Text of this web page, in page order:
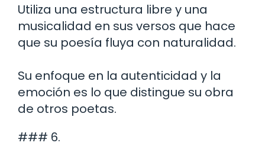
Utiliza una estructura libre y una
musicalidad en sus versos que hace
que su poesía fluya con naturalidad.
Su enfoque en la autenticidad y la
emoción es lo que distingue su obra
de otros poetas.
### 6.